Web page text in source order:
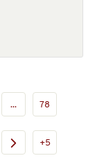
... 78
+5